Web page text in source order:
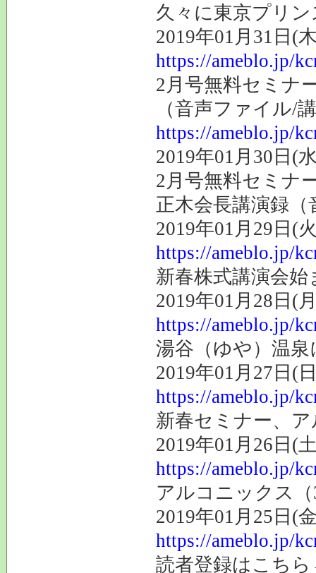
久々に東京プリ
2019年01月31日(
https://ameblo.jp/
2月号無料セミナ
（音声ファイル/
https://ameblo.jp/
2019年01月30日(
2月号無料セミナ
正木会長講演録
2019年01月29日(
https://ameblo.jp/
新春株式講演会
2019年01月28日(
https://ameblo.jp/
湯谷（ゆや）温
2019年01月27日(
https://ameblo.jp/
新春セミナー、
2019年01月26日(
https://ameblo.jp/
アルコニックス
2019年01月25日(
https://ameblo.jp/
読者登録はこ